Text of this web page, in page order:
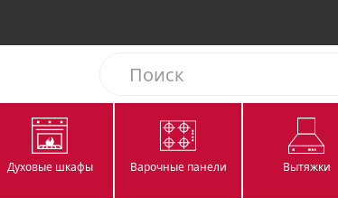
Духовые шкафы Варочные панели Вытяжки